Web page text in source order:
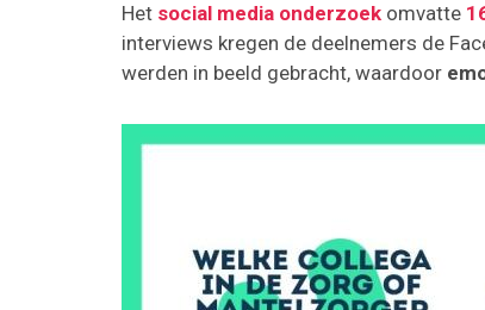
Het social media onderzoek omvatte
interviews kregen de deelnemers de
werden in beeld gebracht, waardoor